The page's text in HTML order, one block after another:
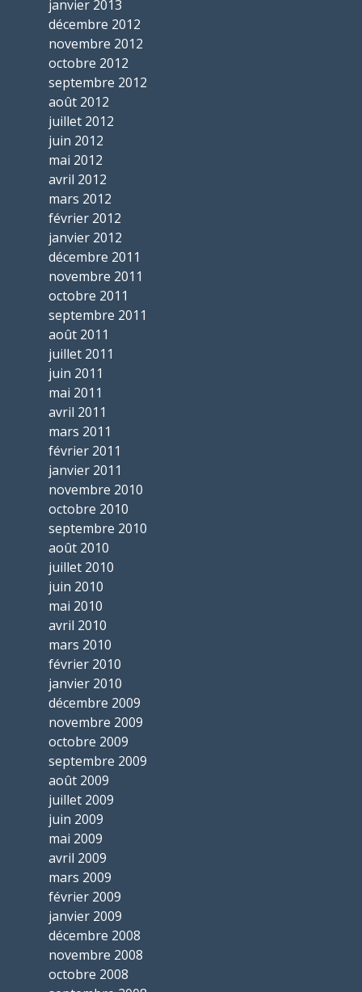
janvier 2013
décembre 2012
novembre 2012
octobre 2012
septembre 2012
août 2012
juillet 2012
juin 2012
mai 2012
avril 2012
mars 2012
février 2012
janvier 2012
décembre 2011
novembre 2011
octobre 2011
septembre 2011
août 2011
juillet 2011
juin 2011
mai 2011
avril 2011
mars 2011
février 2011
janvier 2011
novembre 2010
octobre 2010
septembre 2010
août 2010
juillet 2010
juin 2010
mai 2010
avril 2010
mars 2010
février 2010
janvier 2010
décembre 2009
novembre 2009
octobre 2009
septembre 2009
août 2009
juillet 2009
juin 2009
mai 2009
avril 2009
mars 2009
février 2009
janvier 2009
décembre 2008
novembre 2008
octobre 2008